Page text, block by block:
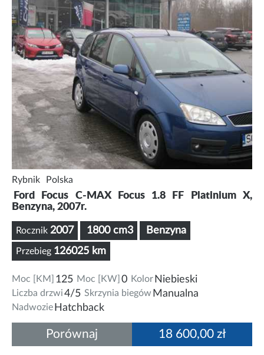
Rybnik Polska
Ford Focus C-MAX Focus 1.8 FF Platinium X,
Benzyna, 2007r.
Rocznik 2007 1800 cm3 Benzyna
Przebieg 126025 km
Moc [KM] 125 Moc [KW] 0 Kolor Niebieski
Liczba drzwi4/5 Skrzynia biegów Manualna
Nadwozie Hatchback
18 600,00 zł
Porównaj